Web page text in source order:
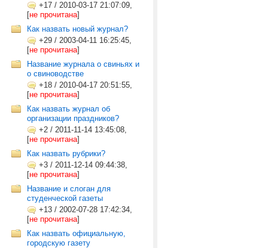
+17 / 2010-03-17 21:07:09,
[не прочитана]
Как назвать новый журнал?
+29 / 2003-04-11 16:25:45,
[не прочитана]
Название журнала о свиньях и
о свиноводстве
+18 / 2010-04-17 20:51:55,
[не прочитана]
Как назвать журнал об
организации праздников?
+2 / 2011-11-14 13:45:08,
[не прочитана]
Как назвать рубрики?
+3 / 2011-12-14 09:44:38,
[не прочитана]
Название и слоган для
студенческой газеты
+13 / 2002-07-28 17:42:34,
[не прочитана]
Как назвать официальную,
городскую газету